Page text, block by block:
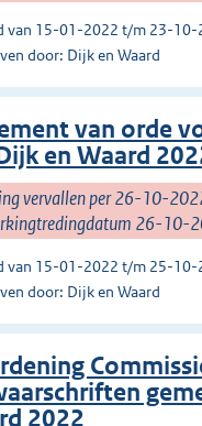
van 15-01-2022 t/m 23-10-
door: Dijk en Waard
van orde
en Waard
vervallen per 26-10-
26-10-
van 15-01-2022 t/m 25-10-
door: Dijk en Waard
2022